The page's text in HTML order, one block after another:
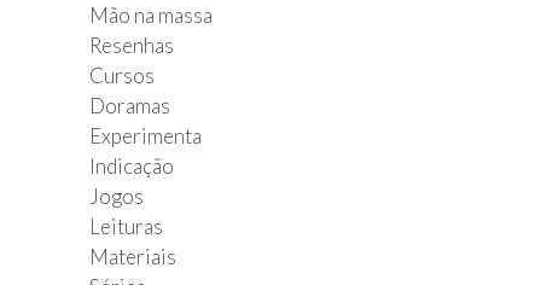
Mão na massa
Resenhas
Cursos
Doramas
Experimenta
Indicação
Jogos
Leituras
Materiais